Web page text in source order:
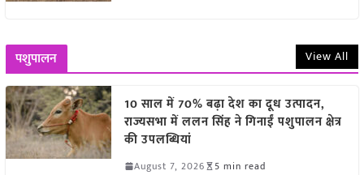
पशुपालन View All
10 साल में 70% बढ़ा देश का दूध उत्पादन,
राज्यसभा में ललन सिंह ने गिनाईं पशुपालन क्षेत्र
की उपलब्धियां
August 7, 2026 5 min read